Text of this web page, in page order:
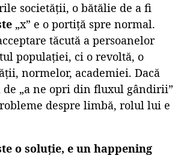
societății, o bătălie de a fi
„x” e o portiță spre normal.
tăcută a persoanelor
populației, ci o revoltă, o
normelor, academiei. Dacă
de „a ne opri din fluxul gândirii”
despre limbă, rolul lui e
o soluție, e un happening